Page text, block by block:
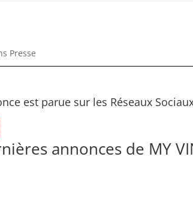
Presse
est parue sur les Réseaux
annonces de MY